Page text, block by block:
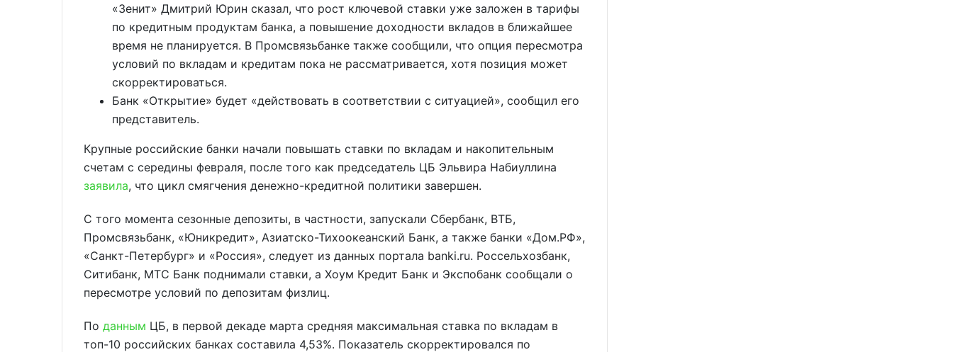
«Зенит» Дмитрий Юрин сказал, что рост ключевой ставки уже заложен в тарифы
по кредитным продуктам банка, а повышение доходности вкладов в ближайшее
время не планируется. В Промсвязьбанке также сообщили, что опция пересмотра
условий по вкладам и кредитам пока не рассматривается, хотя позиция может
скорректироваться.
Банк «Открытие» будет «действовать в соответствии с ситуацией», сообщил его
представитель.
Крупные российские банки начали повышать ставки по вкладам и накопительным
счетам с середины февраля, после того как председатель ЦБ Эльвира Набиуллина
заявила, что цикл смягчения денежно-кредитной политики завершен.
С того момента сезонные депозиты, в частности, запускали Сбербанк, ВТБ,
Промсвязьбанк, «Юникредит», Азиатско-Тихоокеанский Банк, а также банки «Дом.РФ»,
«Санкт-Петербург» и «Россия», следует из данных портала banki.ru. Россельхозбанк,
Ситибанк, МТС Банк поднимали ставки, а Хоум Кредит Банк и Экспобанк сообщали о
пересмотре условий по депозитам физлиц.
По данным ЦБ, в первой декаде марта средняя максимальная ставка по вкладам в
топ-10 российских банках составила 4,53%. Показатель скорректировался по